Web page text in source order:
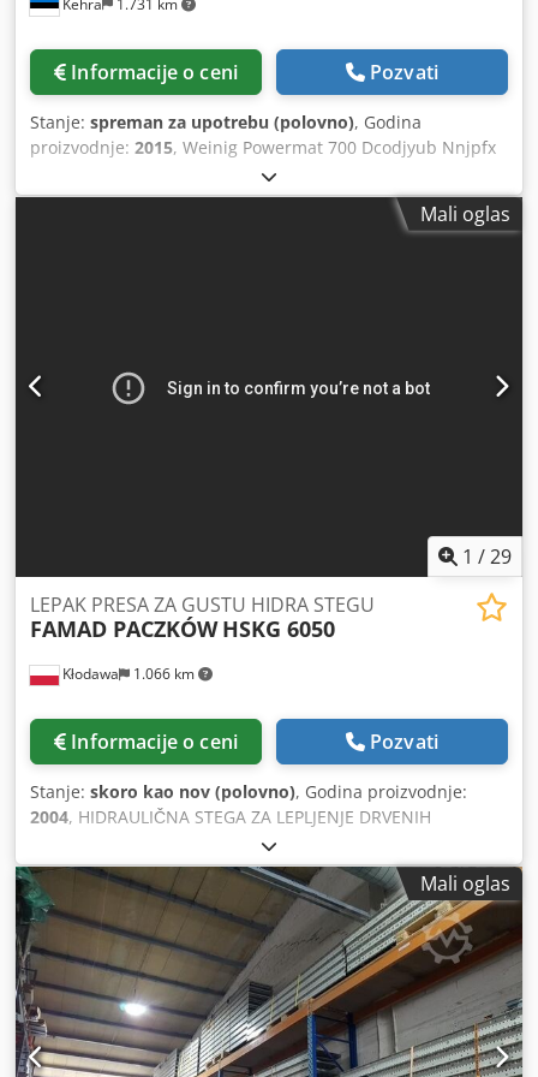
Informacije o ceni Pozvati
Stanje: spreman za upotrebu (polovno), Godina
proizvodnje: 2015, Weinig Powermat 700 Dcodjyub Nnjpfx
Abmsk 6x 40 mm vretena. CNC na vretenima 3, 4 i 5.
Širina: 20-230 mm Visina: 10-160 mm Memorijski sistem
Automatski sistem podmazivanja za ležišta stola. Br. 1:
mašine. Uputstva i ručni alati.
Mali oglas
1 /29
Kłodawa 1.066 km
LEPAK PRESA ZA GUSTU HIDRA STEGU
FAMAD PACZKÓW HSKG 6050
Informacije o ceni Pozvati
Stanje: skoro kao nov (polovno), Godina proizvodnje:
2004, HIDRAULIČNA STEGA ZA LEPLJENJE DRVENIH
ELEMENATA NA DEBLJINU HSKG Kategorija: VI - Hidraulične
prese za lepljenje drvenih elemenata HSKG uređaj se
koristi za lepljenje drvenih elemenata isečenih od debljine
pod visokim pritiskom hidrauličnih cilindara. Opseg
dobijenih snaga za razbijanje po jednom cilindru je 5-11kN
(horizontalni) i 25-55kN (vertikalno). Lepljenje elemenata se
odvija u nizu sa dimenzijama polja za učitavanje. Slaganje
se sprovodi hidrauličnim kompresijom između kliznih
vertikalnih zraka i vertikalnih šljaka ukrštenih cilindara.
Oba elementa formacije gomile opremljena su drvenim ili
Mali oglas